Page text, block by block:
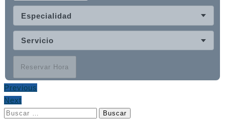
Especialidad
Servicio
Reservar Hora
Previous
Next
Buscar: